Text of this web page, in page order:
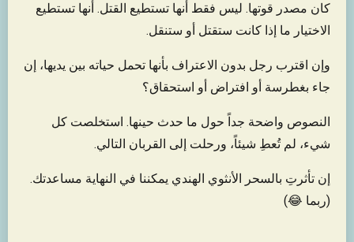
كان مصدر قوتها. ليس فقط أنها تستطيع القتل. أنها تستطيع
الاختيار ما إذا كانت ستقتل أو ستنقل.
وإن اقترب رجل بدون الاعتراف بأنها تحمل حياته بين يديها، إن
جاء بغطرسة أو افتراض أو استحقاق؟
النصوص واضحة جداً حول ما حدث حينها. استخلصت كل
شيء، لم تُعطِ شيئاً، ورحلت إلى القربان التالي.​​​​​​​​​​​​​​​​
إن تأثرتِ بالسحر الأنثوي الهندي يمكننا في النهاية مساعدتك.
(ربما 😂)